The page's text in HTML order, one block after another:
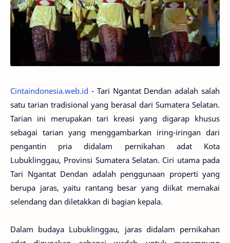
Cintaindonesia.web.id - Tari Ngantat Dendan adalah salah
satu tarian tradisional yang berasal dari Sumatera Selatan.
Tarian ini merupakan tari kreasi yang digarap khusus
sebagai tarian yang menggambarkan iring-iringan dari
pengantin pria didalam pernikahan adat Kota
Lubuklinggau, Provinsi Sumatera Selatan. Ciri utama pada
Tari Ngantat Dendan adalah penggunaan properti yang
berupa jaras, yaitu rantang besar yang diikat memakai
selendang dan diletakkan di bagian kepala.
Dalam budaya Lubuklinggau, jaras didalam pernikahan